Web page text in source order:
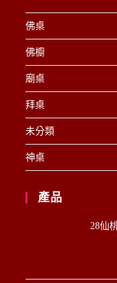
佛桌
佛櫥
廟桌
拜桌
未分類
神桌
產品
28仙